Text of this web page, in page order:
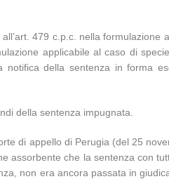
479 c.p.c. nella formulazione
applicabile al caso di
della sentenza in forma
della sentenza impugnata.
di appello di Perugia (del 25
assorbente che la sentenza con
non era ancora passata in